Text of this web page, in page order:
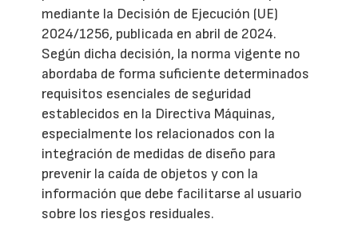
mediante la Decisión de Ejecución (UE)
2024/1256, publicada en abril de 2024.
Según dicha decisión, la norma vigente no
abordaba de forma suficiente determinados
requisitos esenciales de seguridad
establecidos en la Directiva Máquinas,
especialmente los relacionados con la
integración de medidas de diseño para
prevenir la caída de objetos y con la
información que debe facilitarse al usuario
sobre los riesgos residuales.